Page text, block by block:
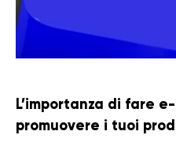
L’importanza di fare
promuovere i tuoi